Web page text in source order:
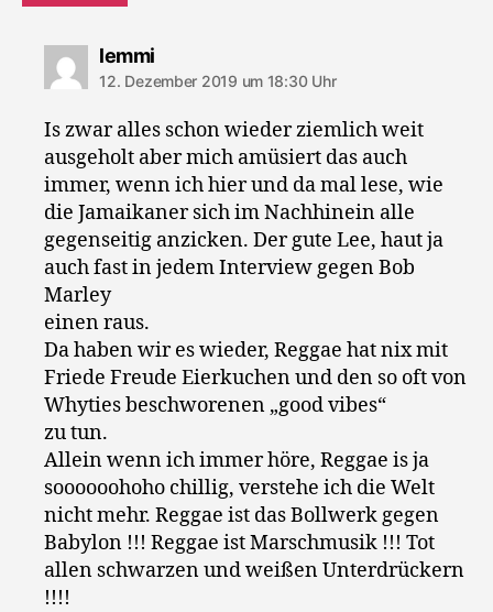
lemmisagt:
12. Dezember 2019 um 18:30 Uhr
Is zwar alles schon wieder ziemlich weit
ausgeholt aber mich amüsiert das auch
immer, wenn ich hier und da mal lese, wie
die Jamaikaner sich im Nachhinein alle
gegenseitig anzicken. Der gute Lee, haut ja
auch fast in jedem Interview gegen Bob
Marley
einen raus.
Da haben wir es wieder, Reggae hat nix mit
Friede Freude Eierkuchen und den so oft von
Whyties beschworenen „good vibes“
zu tun.
Allein wenn ich immer höre, Reggae is ja
soooooohoho chillig, verstehe ich die Welt
nicht mehr. Reggae ist das Bollwerk gegen
Babylon !!! Reggae ist Marschmusik !!! Tot
allen schwarzen und weißen Unterdrückern
!!!!